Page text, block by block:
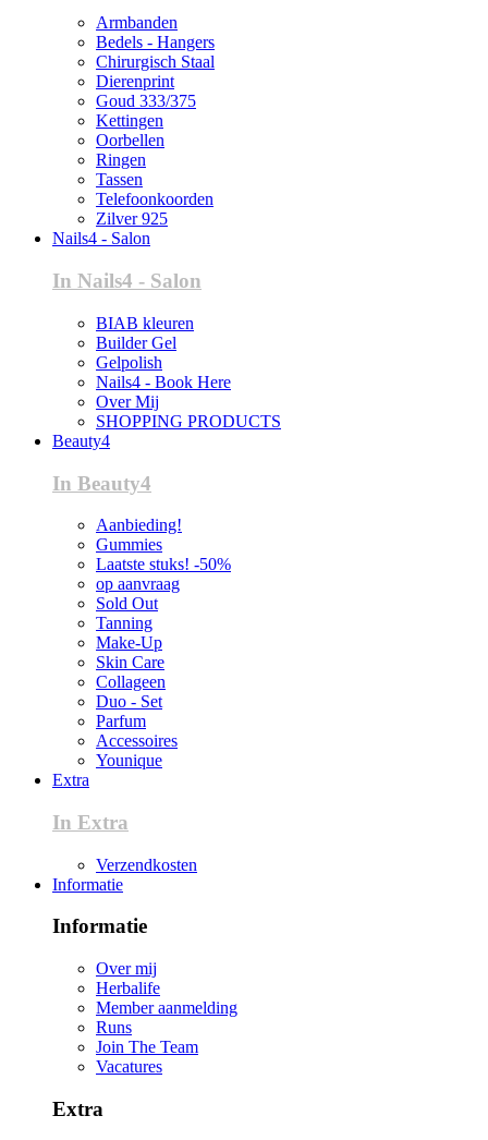
Armbanden
Bedels - Hangers
Chirurgisch Staal
Dierenprint
Goud 333/375
Kettingen
Oorbellen
Ringen
Tassen
Telefoonkoorden
Zilver 925
Nails4 - Salon
In Nails4 - Salon
BIAB kleuren
Builder Gel
Gelpolish
Nails4 - Book Here
Over Mij
SHOPPING PRODUCTS
Beauty4
In Beauty4
Aanbieding!
Gummies
Laatste stuks! -50%
op aanvraag
Sold Out
Tanning
Make-Up
Skin Care
Collageen
Duo - Set
Parfum
Accessoires
Younique
Extra
In Extra
Verzendkosten
Informatie
Informatie
Over mij
Herbalife
Member aanmelding
Runs
Join The Team
Vacatures
Extra